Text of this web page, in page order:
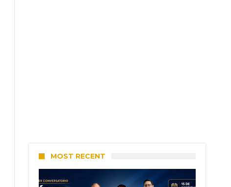
MOST RECENT